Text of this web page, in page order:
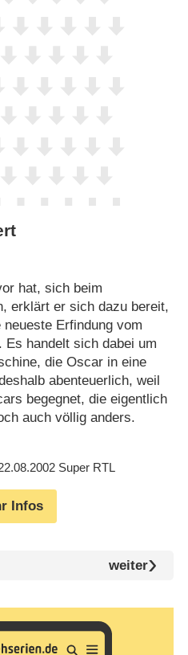
hat, sich beim
erklärt er sich dazu bereit,
Erfindung vom
Es handelt sich dabei um
die Oscar in eine
abenteuerlich, weil
begegnet, die eigentlich
auch völlig anders.
Super RTL
Infos
weiter